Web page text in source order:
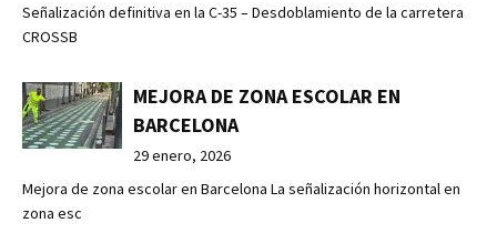
Señalización definitiva en la C-35 – Desdoblamiento de la carretera
CROSSB
MEJORA DE ZONA ESCOLAR EN
BARCELONA
29 enero, 2026
Mejora de zona escolar en Barcelona La señalización horizontal en
zona esc